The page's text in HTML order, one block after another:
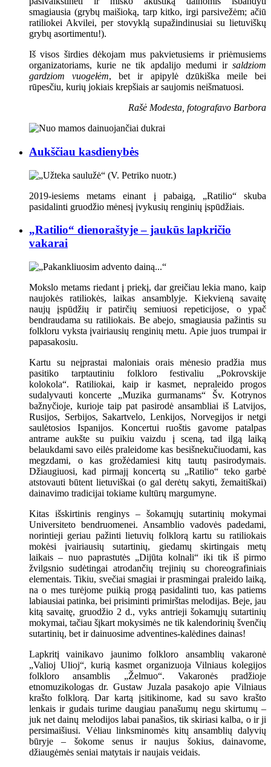
smagiausia (grybų maišioką, tarp kitko, irgi parsivežėm; ačiū
ratiliokei Akvilei, per stovyklą supažindinusiai su lietuviškų
grybų asortimentu!).
Iš visos širdies dėkojam mus pakvietusiems ir priėmusiems
organizatoriams, kurie ne tik apdalijo medumi ir saldziom
gardziom vuogełėm, bet ir apipylė dzūkiška meile bei
rūpesčiu, kurių jokiais krepšiais ar saujomis neišmatuosi.
Rašė Modesta, fotografavo Barbora
Aukščiau kasdienybės
2019-iesiems metams einant į pabaigą, „Ratilio“ skuba
pasidalinti gruodžio mėnesį įvykusių renginių įspūdžiais.
„Ratilio“ dienoraštyje – jaukūs lapkričio
vakarai
Mokslo metams riedant į priekį, dar greičiau lekia mano, kaip
naujokės ratiliokės, laikas ansamblyje. Kiekvieną savaitę
naujų įspūdžių ir patirčių semiuosi repeticijose, o ypač
bendraudama su ratiliokais. Be abejo, smagiausia pažintis su
folkloru vyksta įvairiausių renginių metu. Apie juos trumpai ir
papasakosiu.
Kartu su neįprastai maloniais orais mėnesio pradžia mus
pasitiko tarptautiniu folkloro festivaliu „Pokrovskije
kolokola“. Ratiliokai, kaip ir kasmet, nepraleido progos
sudalyvauti koncerte „Muzika gurmanams“ Šv. Kotrynos
bažnyčioje, kurioje taip pat pasirodė ansambliai iš Latvijos,
Rusijos, Serbijos, Sakartvelo, Lenkijos, Norvegijos ir netgi
saulėtosios Ispanijos. Koncertui ruoštis gavome patalpas
antrame aukšte su puikiu vaizdu į sceną, tad ilgą laiką
belaukdami savo eilės praleidome kas besišnekučiuodami, kas
megzdami, o kas grožėdamiesi kitų tautų pasirodymais.
Džiaugiuosi, kad pirmajį koncertą su „Ratilio“ teko garbė
atstovauti būtent lietuviškai (o gal derėtų sakyti, žemaitiškai)
dainavimo tradicijai tokiame kultūrų margumyne.
Kitas išskirtinis renginys – šokamųjų sutartinių mokymai
Universiteto bendruomenei. Ansamblio vadovės padedami,
norintieji geriau pažinti lietuvių folklorą kartu su ratiliokais
mokėsi įvairiausių sutartinių, giedamų skirtingais metų
laikais – nuo paprastutės „Dijūta kolnali“ iki tik iš pirmo
žvilgsnio sudėtingai atrodančių trejinių su choreografiniais
elementais. Tikiu, svečiai smagiai ir prasmingai praleido laiką,
na o mes turėjome puikią progą pasidalinti tuo, kas patiems
labiausiai patinka, bei prisiminti primirštas melodijas. Beje, jau
kitą savaitę, gruodžio 2 d., vyks antrieji šokamųjų sutartinių
mokymai, tačiau šįkart mokysimės ne tik kalendorinių švenčių
sutartinių, bet ir dainuosime adventines-kalėdines dainas!
Lapkritį vainikavo jaunimo folkloro ansamblių vakaronė
„Valioj Ulioj“, kurią kasmet organizuoja Vilniaus kolegijos
folkloro ansamblis „Želmuo“. Vakaronės pradžioje
etnomuzikologas dr. Gustaw Juzala pasakojo apie Vilniaus
krašto folklorą. Dar kartą įsitikinome, kad su savo krašto
lenkais ir gudais turime daugiau panašumų negu skirtumų –
juk net dainų melodijos labai panašios, tik skiriasi kalba, o ir ji
persimaišiusi. Vėliau linksminomės kitų ansamblių dalyvių
būryje – šokome senus ir naujus šokius, dainavome,
džiaugėmės seniai matytais ir naujais veidais.